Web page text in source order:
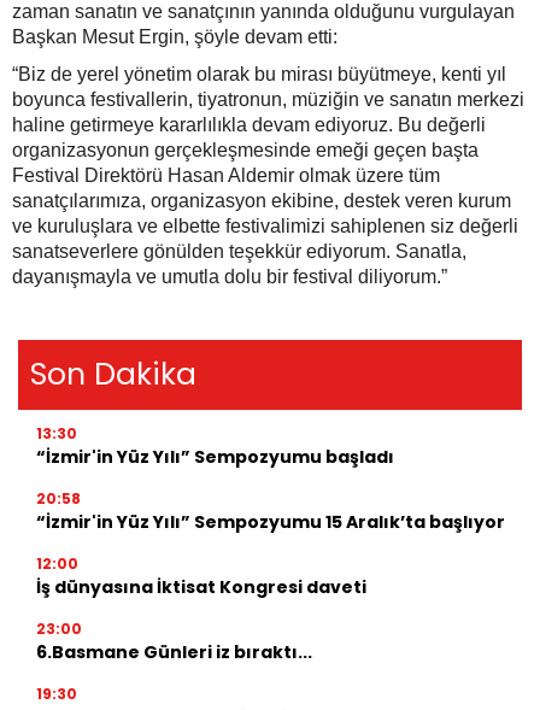
zaman sanatın ve sanatçının yanında olduğunu vurgulayan
Başkan Mesut Ergin, şöyle devam etti:
“Biz de yerel yönetim olarak bu mirası büyütmeye, kenti yıl
boyunca festivallerin, tiyatronun, müziğin ve sanatın merkezi
haline getirmeye kararlılıkla devam ediyoruz. Bu değerli
organizasyonun gerçekleşmesinde emeği geçen başta
Festival Direktörü Hasan Aldemir olmak üzere tüm
sanatçılarımıza, organizasyon ekibine, destek veren kurum
ve kuruluşlara ve elbette festivalimizi sahiplenen siz değerli
sanatseverlere gönülden teşekkür ediyorum. Sanatla,
dayanışmayla ve umutla dolu bir festival diliyorum.”
Son Dakika
13:30
“İzmir'in Yüz Yılı” Sempozyumu başladı
20:58
“İzmir'in Yüz Yılı” Sempozyumu 15 Aralık’ta başlıyor
12:00
İş dünyasına İktisat Kongresi daveti
23:00
6.Basmane Günleri iz bıraktı...
19:30